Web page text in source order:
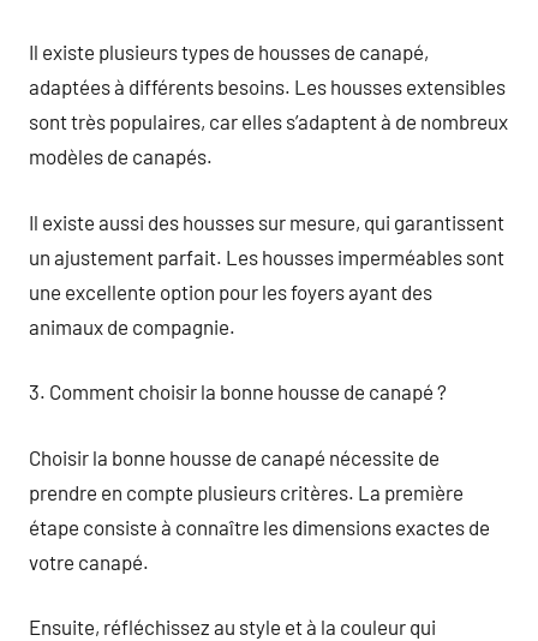
Il existe plusieurs types de housses de canapé,
adaptées à différents besoins. Les housses extensibles
sont très populaires, car elles s’adaptent à de nombreux
modèles de canapés.
Il existe aussi des housses sur mesure, qui garantissent
un ajustement parfait. Les housses imperméables sont
une excellente option pour les foyers ayant des
animaux de compagnie.
3. Comment choisir la bonne housse de canapé ?
Choisir la bonne housse de canapé nécessite de
prendre en compte plusieurs critères. La première
étape consiste à connaître les dimensions exactes de
votre canapé.
Ensuite, réfléchissez au style et à la couleur qui